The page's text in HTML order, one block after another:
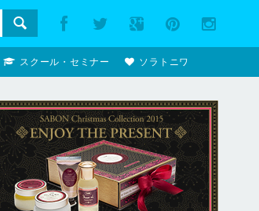
スクール・セミナー ソラトニワ